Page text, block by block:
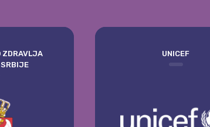
ZDRAVLJA
SRBIJE
UNICEF